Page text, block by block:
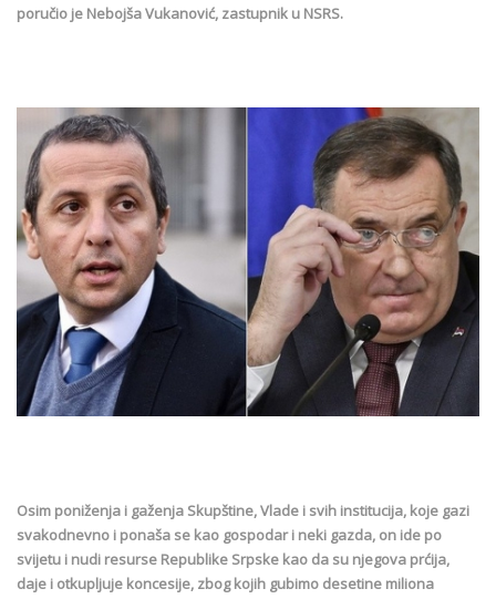
poručio je Nebojša Vukanović, zastupnik u NSRS.
Osim poniženja i gaženja Skupštine, Vlade i svih institucija, koje gazi
svakodnevno i ponaša se kao gospodar i neki gazda, on ide po
svijetu i nudi resurse Republike Srpske kao da su njegova prćija,
daje i otkupljuje koncesije, zbog kojih gubimo desetine miliona